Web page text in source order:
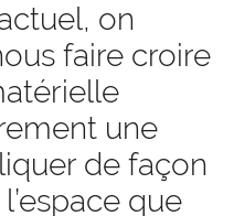
on
faire croire
une
de façon
que